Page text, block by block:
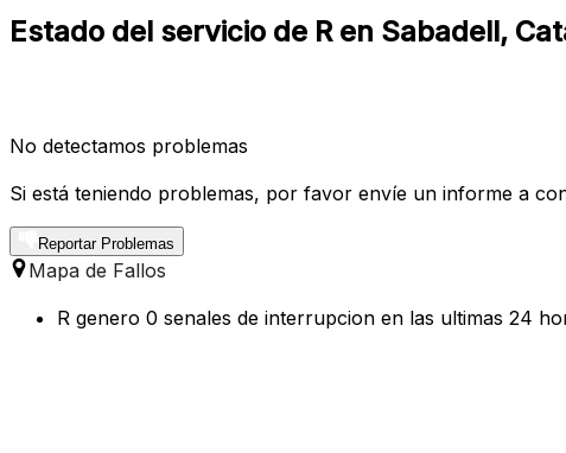
Estado del servicio de R en Sabadell,
No detectamos problemas
Si está teniendo problemas, por favor envíe un informe a
Reportar Problemas
Mapa de Fallos
R genero 0 senales de interrupcion en las ultimas 24